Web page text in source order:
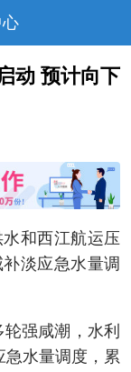
动 预计向下
和西江航运压
淡应急水量调
强咸潮，水利
急水量调度，累